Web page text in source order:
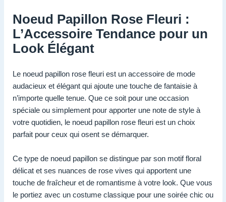
Noeud Papillon Rose Fleuri :
L’Accessoire Tendance pour un
Look Élégant
Le noeud papillon rose fleuri est un accessoire de mode
audacieux et élégant qui ajoute une touche de fantaisie à
n’importe quelle tenue. Que ce soit pour une occasion
spéciale ou simplement pour apporter une note de style à
votre quotidien, le noeud papillon rose fleuri est un choix
parfait pour ceux qui osent se démarquer.
Ce type de noeud papillon se distingue par son motif floral
délicat et ses nuances de rose vives qui apportent une
touche de fraîcheur et de romantisme à votre look. Que vous
le portiez avec un costume classique pour une soirée chic ou